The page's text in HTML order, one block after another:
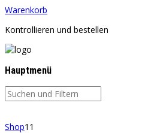
Warenkorb
Kontrollieren und bestellen
Hauptmenü
Shop11